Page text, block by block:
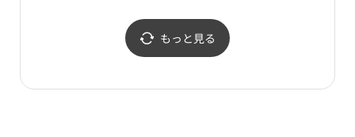
トレットピョンチョン
（坪村）店(뉴발란스 뉴
코아아울렛 평촌점)
ン（坪村）店(신디 뉴코
아아울렛 평촌점)
もっと見る